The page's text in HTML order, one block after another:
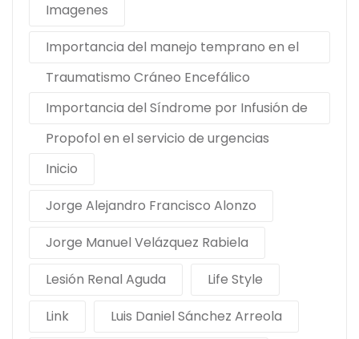
Imagenes
Importancia del manejo temprano en el
Traumatismo Cráneo Encefálico
Importancia del Síndrome por Infusión de
Propofol en el servicio de urgencias
Inicio
Jorge Alejandro Francisco Alonzo
Jorge Manuel Velázquez Rabiela
Lesión Renal Aguda
Life Style
Link
Luis Daniel Sánchez Arreola